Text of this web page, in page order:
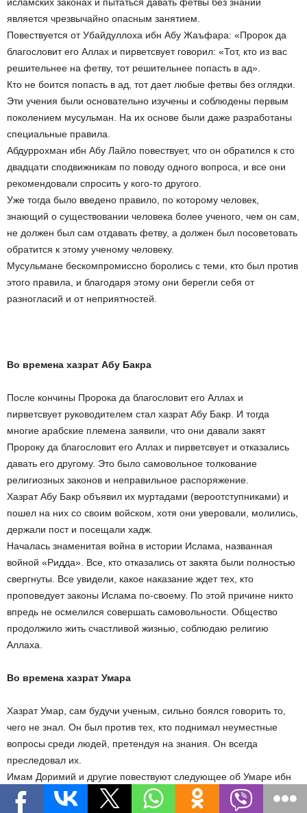
является чрезвычайно опасным занятием.
Повествуется от Убайдуллоха ибн Абу Жаъфара: «Пророк да
благословит его Аллах и пирветсвует говорил: «Тот, кто из вас
решительнее на фетву, тот решительнее попасть в ад».
Кто не боится попасть в ад, тот дает любые фетвы без оглядки.
Эти учения были основательно изучены и соблюдены первым
поколением мусульман. На их основе были даже разработаны
специальные правила.
Абдуррохман ибн Абу Лайло повествует, что он обратился к сто
двадцати сподвижникам по поводу одного вопроса, и все они
рекомендовали спросить у кого-то другого.
Уже тогда было введено правило, по которому человек,
знающий о существовании человека более ученого, чем он сам,
не должен был сам отдавать фетву, а должен был посоветовать
обратится к этому ученому человеку.
Мусульмане бескомпромиссно боролись с теми, кто был против
этого правила, и благодаря этому они берегли себя от
разногласий и от неприятностей.
Во времена хазрат Абу Бакра
После кончины Пророка да благословит его Аллах и
пирветсвует руководителем стал хазрат Абу Бакр. И тогда
многие арабские племена заявили, что они давали закят
Пророку да благословит его Аллах и пирветсвует и отказались
давать его другому. Это было самовольное толкование
религиозных законов и неправильное распоряжение.
Хазрат Абу Бакр объявил их муртадами (вероотступниками) и
пошел на них со своим войском, хотя они уверовали, молились,
держали пост и посещали хадж.
Началась знаменитая война в истории Ислама, названная
войной «Ридда». Все, кто отказались от закята были полностью
свергнуты. Все увидели, какое наказание ждет тех, кто
проповедует законы Ислама по-своему. По этой причине никто
впредь не осмелился совершать самовольности. Общество
продолжило жить счастливой жизнью, соблюдаю религию
Аллаха.
Во времена хазрат Умара
Хазрат Умар, сам будучи ученым, сильно боялся говорить то,
чего не знал. Он был против тех, кто поднимал неуместные
вопросы среди людей, претендуя на знания. Он всегда
преследовал их.
Имам Доримий и другие повествуют следующее об Умаре ибн
Хаттабе да будет доволен им Аллах: «Субайг ал-Ирокий начал
спрашивать разные вещи из Корана среди воинов мусульман.